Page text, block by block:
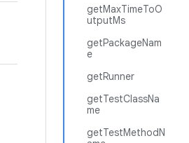
getMaxTimeToO
utputMs
getPackageNam
e
getRunner
getTestClassNa
me
getTestMethodN